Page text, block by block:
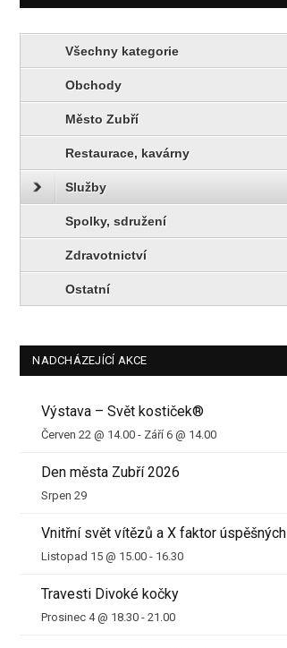
Všechny kategorie
Obchody
Město Zubří
Restaurace, kavárny
Služby
Spolky, sdružení
Zdravotnictví
Ostatní
NADCHÁZEJÍCÍ AKCE
Výstava – Svět kostiček®
Červen 22 @ 14.00 - Září 6 @ 14.00
Den města Zubří 2026
Srpen 29
Vnitřní svět vítězů a X faktor úspěšných
Listopad 15 @ 15.00 - 16.30
Travesti Divoké kočky
Prosinec 4 @ 18.30 -21.00